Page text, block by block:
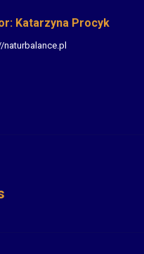
Katarzyna Procyk
naturbalance.pl